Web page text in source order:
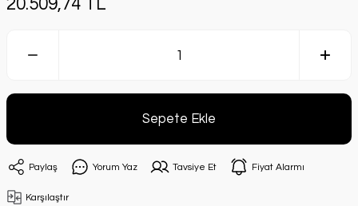
20.509,74 TL
Sepete Ekle
Paylaş Yorum Yaz Tavsiye Et Fiyat Alarmı
Karşılaştır